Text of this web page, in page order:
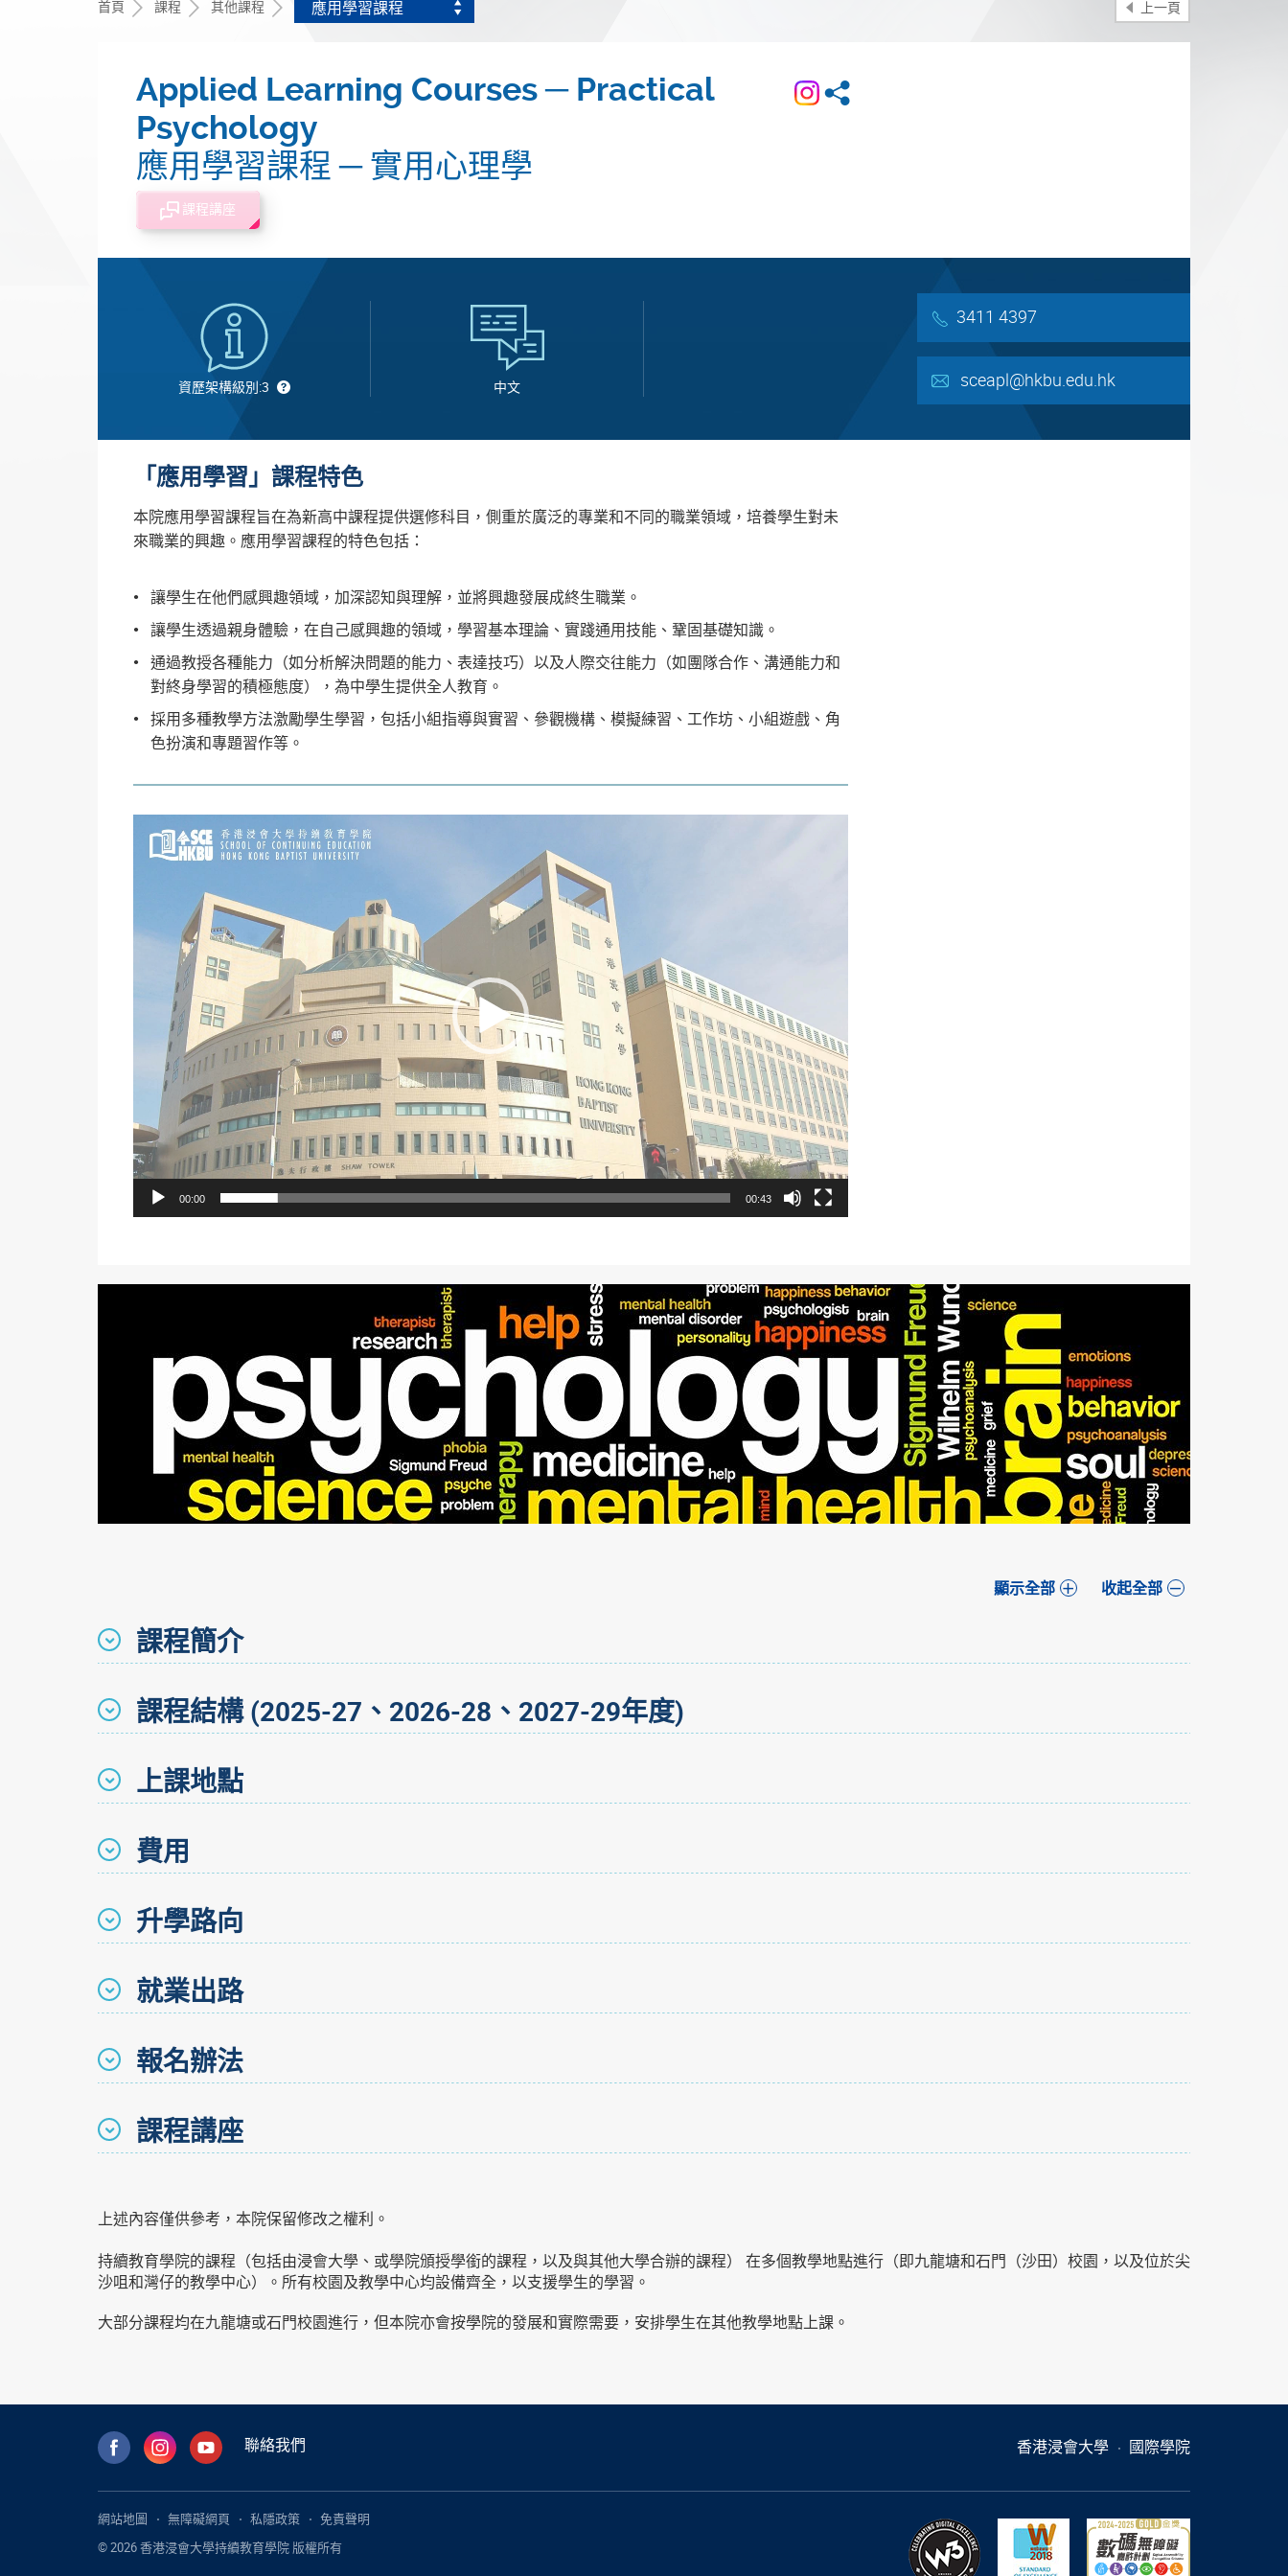
首頁 課程 其他課程 應用學習課程 上一頁
Applied Learning Courses ─ Practical
Psychology
應用學習課程 ─ 實用心理學
分享
課程講座
資歷架構級別:3 中文
3411 4397
sceapl@hkbu.edu.hk
「應用學習」課程特色
本院應用學習課程旨在為新高中課程提供選修科目，側重於廣泛的專業和不同的職業領域，培養學生對未
來職業的興趣。應用學習課程的特色包括：
讓學生在他們感興趣領域，加深認知與理解，並將興趣發展成終生職業。
讓學生透過親身體驗，在自己感興趣的領域，學習基本理論、實踐通用技能、鞏固基礎知識。
通過教授各種能力（如分析解決問題的能力、表達技巧）以及人際交往能力（如團隊合作、溝通能力和
對終身學習的積極態度），為中學生提供全人教育。
採用多種教學方法激勵學生學習，包括小組指導與實習、參觀機構、模擬練習、工作坊、小組遊戲、角
色扮演和專題習作等。
00:00 00:43
顯示全部 收起全部
課程簡介
課程結構 (2025-27、2026-28、2027-29年度)
上課地點
費用
升學路向
就業出路
報名辦法
課程講座
上述內容僅供參考，本院保留修改之權利。
持續教育學院的課程（包括由浸會大學、或學院頒授學銜的課程，以及與其他大學合辦的課程） 在多個教學地點進行（即九龍塘和石門（沙田）校園，以及位於尖
沙咀和灣仔的教學中心）。所有校園及教學中心均設備齊全，以支援學生的學習。
大部分課程均在九龍塘或石門校園進行，但本院亦會按學院的發展和實際需要，安排學生在其他教學地點上課。
聯絡我們 香港浸會大學 國際學院
網站地圖 無障礙網頁 私隱政策
免責聲明
© 2026 香港浸會大學持續教育學院 版權所有